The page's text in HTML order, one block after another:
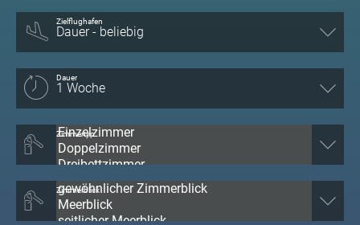
Zielflughafen
Dauer
Zimmertyp
Zimmerblick